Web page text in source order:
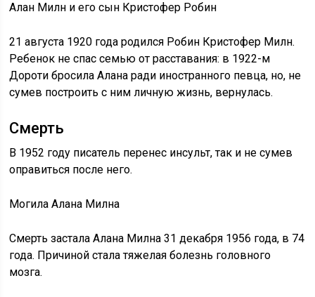
Алан Милн и его сын Кристофер Робин
21 августа 1920 года родился Робин Кристофер Милн.
Ребенок не спас семью от расставания: в 1922-м
Дороти бросила Алана ради иностранного певца, но, не
сумев построить с ним личную жизнь, вернулась.
Смерть
В 1952 году писатель перенес инсульт, так и не сумев
оправиться после него.
Могила Алана Милна
Смерть застала Алана Милна 31 декабря 1956 года, в 74
года. Причиной стала тяжелая болезнь головного
мозга.